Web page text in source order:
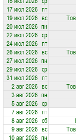
17 июл 2026 пт
19 июл 2026 вс
20 июл 2026 пн
22 июл 2026 ср
24 июл 2026 пт
26 июл 2026 вс
27 июл 2026 пн
29 июл 2026 ср
31 июл 2026 пт
2 авг 2026 вс
3 авг 2026 пн
5 авг 2026 ср
7 авг 2026 пт
8 авг 2026 сб
9 авг 2026 вс
10 авг 2026 пн